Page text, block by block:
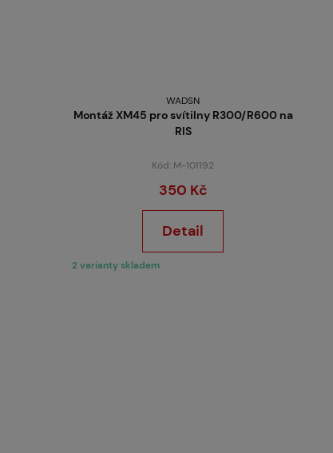
WADSN
Montáž XM45 pro svítilny R300/R600 na
RIS
Kód: M-101192
350 Kč
Detail
2 varianty skladem